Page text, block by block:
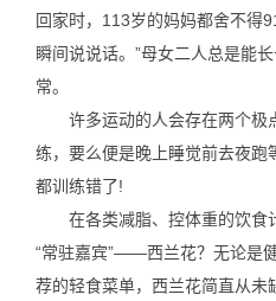
回家时，113岁的妈妈都舍不得
瞬间说说话。”母女二人总是能
常。
许多运动的人会存在两个极
练，要么便是晚上睡觉前去夜跑
都训练错了!
在各类减脂、控体重的饮食
“常驻嘉宾”——西兰花？无论是
荐的轻食菜单，西兰花简直从未